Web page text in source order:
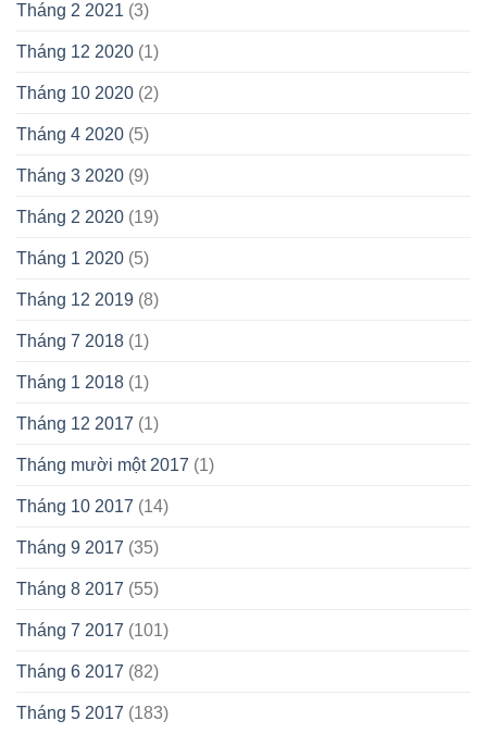
Tháng 2 2021 (3)
Tháng 12 2020 (1)
Tháng 10 2020 (2)
Tháng 4 2020 (5)
Tháng 3 2020 (9)
Tháng 2 2020 (19)
Tháng 1 2020 (5)
Tháng 12 2019 (8)
Tháng 7 2018 (1)
Tháng 1 2018 (1)
Tháng 12 2017 (1)
Tháng mười một 2017 (1)
Tháng 10 2017 (14)
Tháng 9 2017 (35)
Tháng 8 2017 (55)
Tháng 7 2017 (101)
Tháng 6 2017 (82)
Tháng 5 2017 (183)